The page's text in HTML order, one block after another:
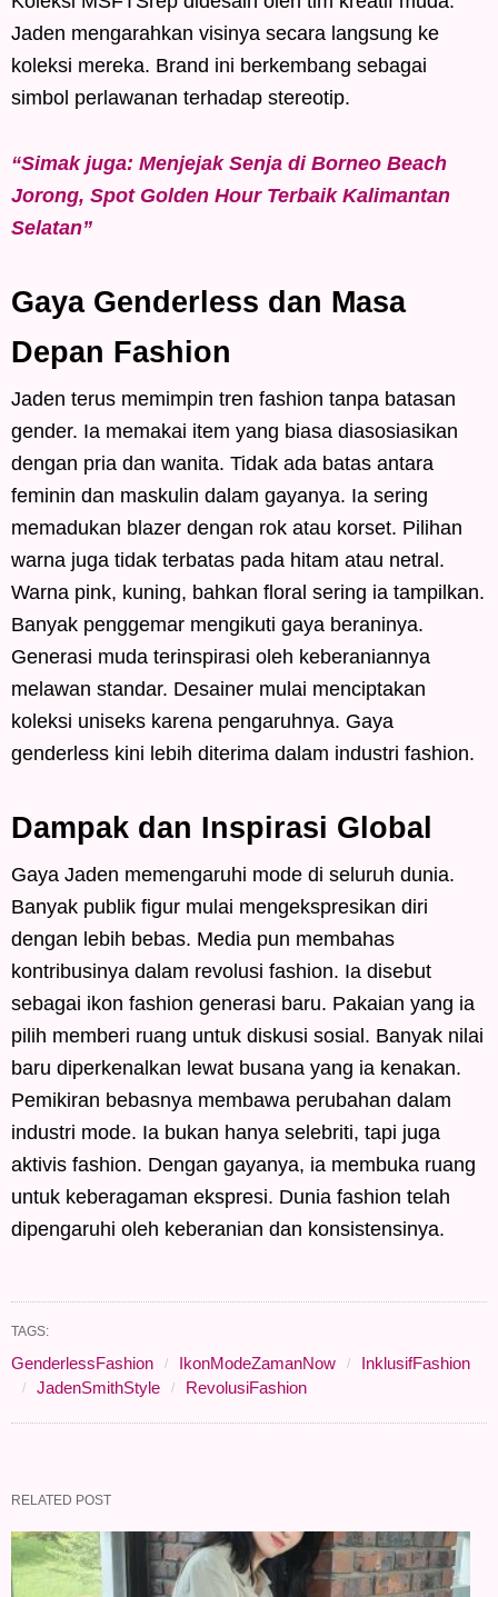
Jaden mengarahkan visinya secara langsung ke
koleksi mereka. Brand ini berkembang sebagai
simbol perlawanan terhadap stereotip.
“Simak juga: Menjejak Senja di Borneo Beach
Jorong, Spot Golden Hour Terbaik Kalimantan
Selatan”
Gaya Genderless dan Masa
Depan Fashion
Jaden terus memimpin tren fashion tanpa batasan
gender. Ia memakai item yang biasa diasosiasikan
dengan pria dan wanita. Tidak ada batas antara
feminin dan maskulin dalam gayanya. Ia sering
memadukan blazer dengan rok atau korset. Pilihan
warna juga tidak terbatas pada hitam atau netral.
Warna pink, kuning, bahkan floral sering ia tampilkan.
Banyak penggemar mengikuti gaya beraninya.
Generasi muda terinspirasi oleh keberaniannya
melawan standar. Desainer mulai menciptakan
koleksi uniseks karena pengaruhnya. Gaya
genderless kini lebih diterima dalam industri fashion.
Dampak dan Inspirasi Global
Gaya Jaden memengaruhi mode di seluruh dunia.
Banyak publik figur mulai mengekspresikan diri
dengan lebih bebas. Media pun membahas
kontribusinya dalam revolusi fashion. Ia disebut
sebagai ikon fashion generasi baru. Pakaian yang ia
pilih memberi ruang untuk diskusi sosial. Banyak nilai
baru diperkenalkan lewat busana yang ia kenakan.
Pemikiran bebasnya membawa perubahan dalam
industri mode. Ia bukan hanya selebriti, tapi juga
aktivis fashion. Dengan gayanya, ia membuka ruang
untuk keberagaman ekspresi. Dunia fashion telah
dipengaruhi oleh keberanian dan konsistensinya.
TAGS:
GenderlessFashion IkonModeZamanNow
InklusifFashion
JadenSmithStyle
RevolusiFashion
RELATED POST